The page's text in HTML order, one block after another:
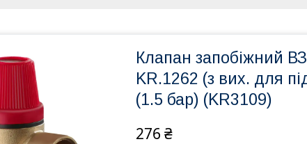
Клапан запобіжний
KR.1262 (з вих. для
(1.5 бар) (KR3109)
276 ₴